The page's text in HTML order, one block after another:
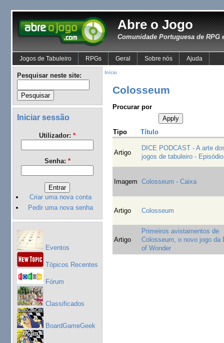
Abre o Jogo
Comunidade Portuguesa de RPG
Jogos de Tabuleiro RPGs Geral Sobre nós Ajuda
Pesquisar neste site:
Iniciar sessão
Utilizador: *
Senha: *
Criar uma nova conta
Pedir uma nova senha
Eventos
Tópicos Recentes
Fórum
Classificados
BoardGameGeek
Início
Colosseum
Procurar por
Tipo Título
Artigo
DICE PODCAST - A arte
jogos de tabuleiro -
Imagem Colosseum - Caixa
Artigo Colosseum
Artigo
Primeiros avistamentos de
Colosseum, o novo jogo da
of Wonder